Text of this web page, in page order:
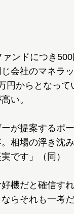
ンドにつき
会社のマネラ
円からとなっ
い。
が提案するポ
相場の浮き沈
です」（同）
機だと確信す
らそれも一考だ